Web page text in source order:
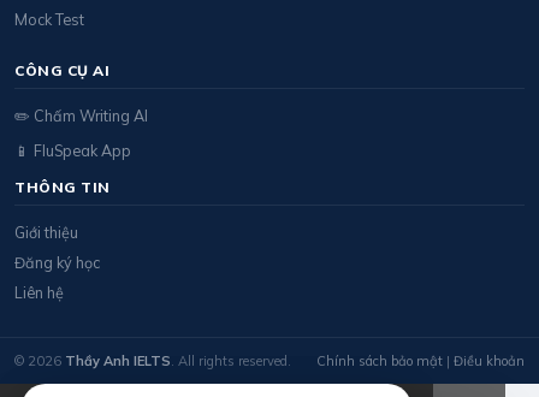
Mock Test
CÔNG CỤ AI
✏️ Chấm Writing AI
📱 FluSpeak App
THÔNG TIN
Giới thiệu
Đăng ký học
Liên hệ
© 2026 Thầy Anh IELTS. All rights reserved. Chính sách bảo mật | Điều khoản